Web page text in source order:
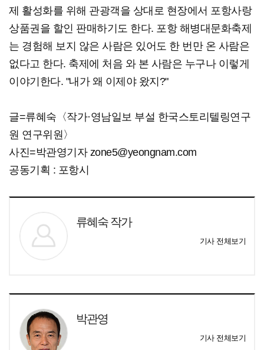
제 활성화를 위해 관광객을 상대로 현장에서 포항사랑
상품권을 할인 판매하기도 한다. 포항 해병대문화축제
는 경험해 보지 않은 사람은 있어도 한 번만 온 사람은
없다고 한다. 축제에 처음 와 본 사람은 누구나 이렇게
이야기한다. "내가 왜 이제야 왔지?"
글=류혜숙〈작가·영남일보 부설 한국스토리텔링연구
원 연구위원〉
사진=박관영기자 zone5@yeongnam.com
공동기획 : 포항시
류혜숙 작가
기사 전체보기
박관영
기사 전체보기